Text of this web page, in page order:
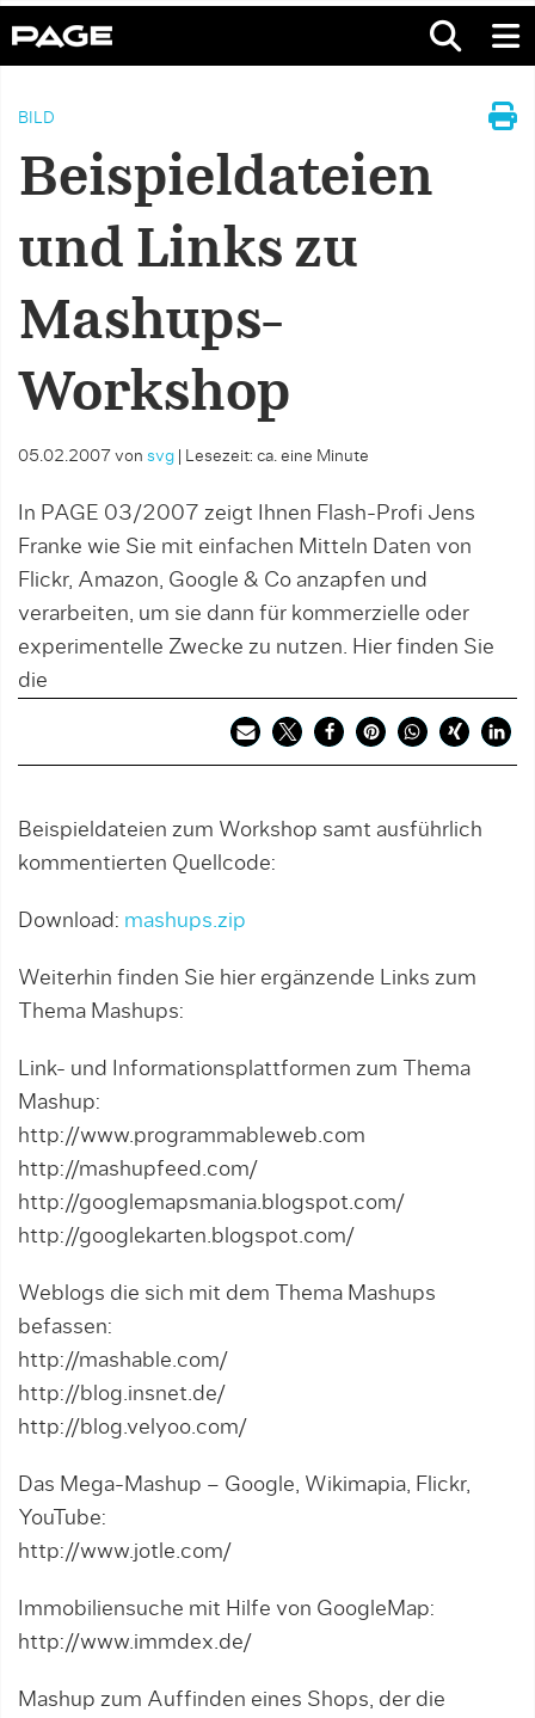
BILD
Beispieldateien
und Links zu
Mashups-
Workshop
05.02.2007 von svg Lesezeit: ca. eine Minute
In PAGE 03/2007 zeigt Ihnen Flash-Profi Jens
Franke wie Sie mit einfachen Mitteln Daten von
Flickr, Amazon, Google & Co anzapfen und
verarbeiten, um sie dann für kommerzielle oder
experimentelle Zwecke zu nutzen. Hier finden Sie
die
Beispieldateien zum Workshop samt ausführlich
kommentierten Quellcode:
Download: mashups.zip
Weiterhin finden Sie hier ergänzende Links zum
Thema Mashups:
Link- und Informationsplattformen zum Thema
Mashup:
http://www.programmableweb.com
http://mashupfeed.com/
http://googlemapsmania.blogspot.com/
http://googlekarten.blogspot.com/
Weblogs die sich mit dem Thema Mashups
befassen:
http://mashable.com/
http://blog.insnet.de/
http://blog.velyoo.com/
Das Mega-Mashup – Google, Wikimapia, Flickr,
YouTube:
http://www.jotle.com/
Immobiliensuche mit Hilfe von GoogleMap:
http://www.immdex.de/
Mashup zum Auffinden eines Shops, der die